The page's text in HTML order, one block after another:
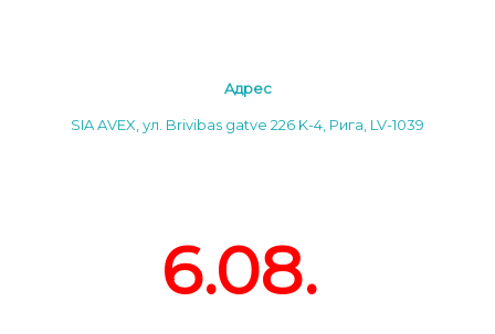
Aдреc
SIA AVEX, ул. Brivibas gatve 226 K-4, Рига, LV-1039
6.08.